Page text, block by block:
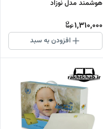
هوشمند مدل نوزاد
1,310,000
افزودن به سبد